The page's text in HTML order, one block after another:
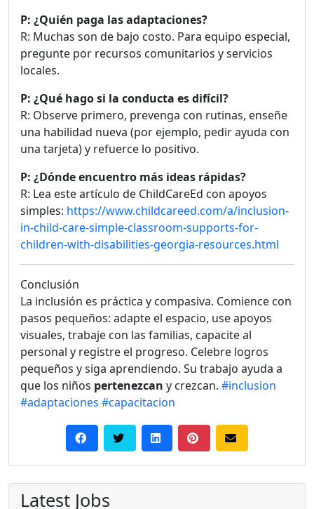
P: ¿Quién paga las adaptaciones?
R: Muchas son de bajo costo. Para equipo especial,
pregunte por recursos comunitarios y servicios
locales.
P: ¿Qué hago si la conducta es difícil?
R: Observe primero, prevenga con rutinas, enseñe
una habilidad nueva (por ejemplo, pedir ayuda con
una tarjeta) y refuerce lo positivo.
P: ¿Dónde encuentro más ideas rápidas?
R: Lea este artículo de ChildCareEd con apoyos
simples: https://www.childcareed.com/a/inclusion-
in-child-care-simple-classroom-supports-for-
children-with-disabilities-georgia-resources.html
Conclusión
La inclusión es práctica y compasiva. Comience con
pasos pequeños: adapte el espacio, use apoyos
visuales, trabaje con las familias, capacite al
personal y registre el progreso. Celebre logros
pequeños y siga aprendiendo. Su trabajo ayuda a
que los niños pertenezcan y crezcan. #inclusion
#adaptaciones #capacitacion
Latest Jobs